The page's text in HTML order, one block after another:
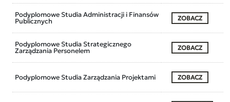
Podyplomowe Studia Administracji i Finansów
Publicznych ZOBACZ
Podyplomowe Studia Strategicznego
Zarządzania Personelem ZOBACZ
Podyplomowe Studia Zarządzania Projektami ZOBACZ